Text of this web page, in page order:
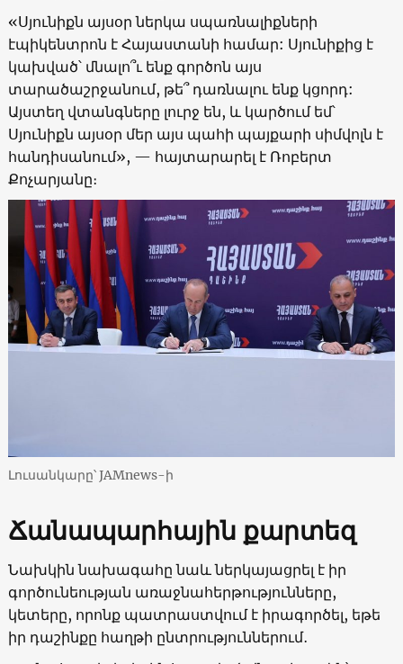
«Սյունիքն այսօր ներկա սպառնալիքների
էպիկենտրոն է Հայաստանի համար: Սյունիքից է
կախված՝ մնալո՞ւ ենք գործոն այս
տարածաշրջանում, թե՞ դառնալու ենք կցորդ:
Այստեղ վտանգները լուրջ են, և կարծում եմ՝
Սյունիքն այսօր մեր այս պահի պայքարի սիմվոլն է
հանդիսանում», — հայտարարել է Ռոբերտ
Քոչարյանը։
Լուսանկարը՝ JAMnews-ի
Ճանապարհային քարտեզ
Նախկին նախագահը նաև ներկայացրել է իր
գործունեության առաջնահերթությունները,
կետերը, որոնք պատրաստվում է իրագործել, եթե
իր դաշինքը հաղթի ընտրություններում․